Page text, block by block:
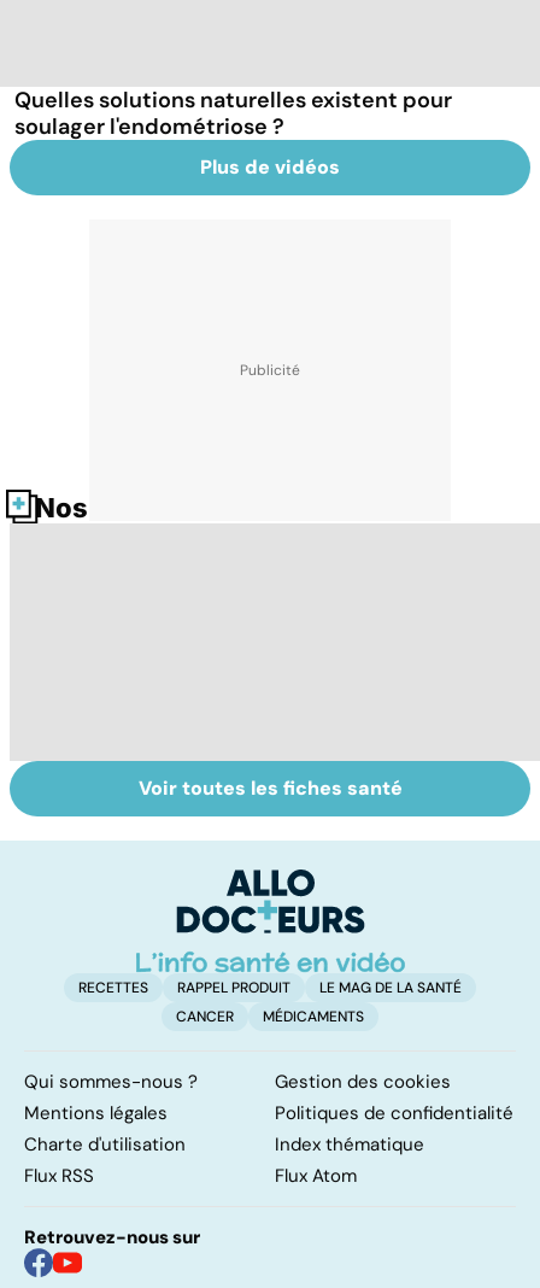
Quelles solutions naturelles existent pour
soulager l'endométriose ?
Plus de vidéos
Nos fiches santé
Le point sur les
règles
Ovaires
polykystiques :
fréquent
Voir toutes les fiches santé
RECETTES RAPPEL PRODUIT
LE MAG DE LA SANTÉ
CANCER
MÉDICAMENTS
Qui sommes-nous ?
Gestion des cookies
Mentions légales
Politiques de confidentialité
Charte d'utilisation
Index thématique
Flux RSS
Flux Atom
Retrouvez-nous sur